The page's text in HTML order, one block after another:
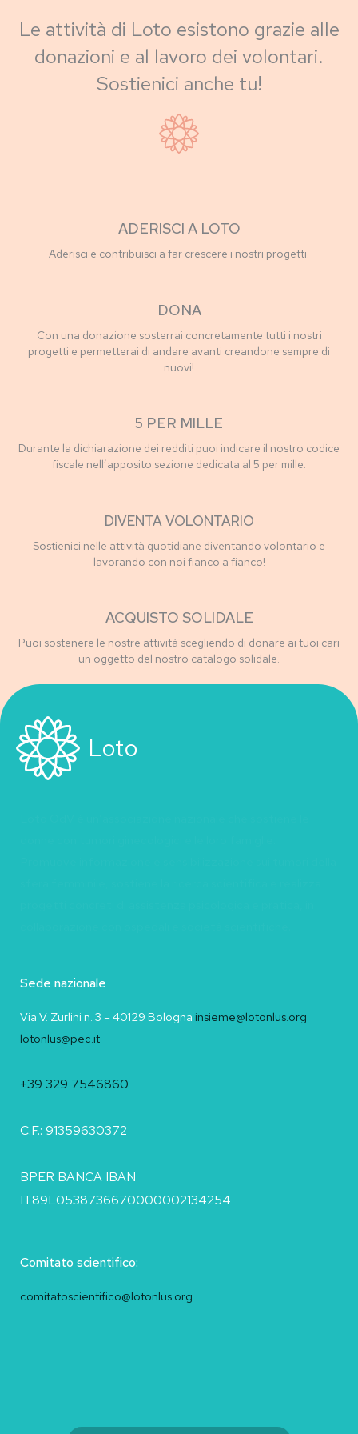
Le attività di Loto esistono grazie alle
donazioni e al lavoro dei volontari.
Sostienici anche tu!
ADERISCI A LOTO
Aderisci e contribuisci a far crescere i nostri progetti.
DONA
Con una donazione sosterrai concretamente tutti i nostri
progetti e permetterai di andare avanti creandone sempre di
nuovi!
5 PER MILLE
Durante la dichiarazione dei redditi puoi indicare il nostro codice
fiscale nell’apposito sezione dedicata al 5 per mille.
DIVENTA VOLONTARIO
Sostienici nelle attività quotidiane diventando volontario e
lavorando con noi fianco a fianco!
ACQUISTO SOLIDALE
Puoi sostenere le nostre attività scegliendo di donare ai tuoi cari
un oggetto del nostro catalogo solidale.
Loto
Sede nazionale
Via V. Zurlini n. 3 – 40129 Bologna insieme@lotonlus.org
lotonlus@pec.it
+39 329 7546860
C.F.: 91359630372
BPER BANCA IBAN
IT89L0538736670000002134254
Comitato scientifico:
comitatoscientifico@lotonlus.org